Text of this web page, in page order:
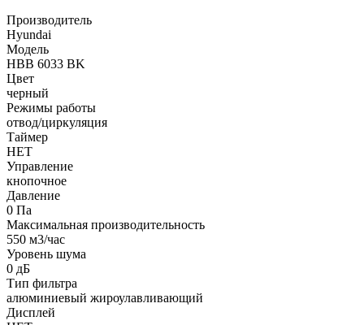
Производитель
Hyundai
Модель
HBB 6033 BK
Цвет
черный
Режимы работы
отвод/циркуляция
Таймер
НЕТ
Управление
кнопочное
Давление
0 Па
Максимальная производительность
550 м3/час
Уровень шума
0 дБ
Тип фильтра
алюминиевый жироулавливающий
Дисплей